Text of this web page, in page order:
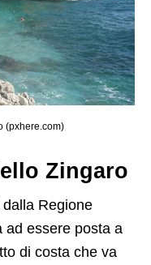
(pxhere.com)
Zingaro
Regione
ad essere posta a
di costa che va